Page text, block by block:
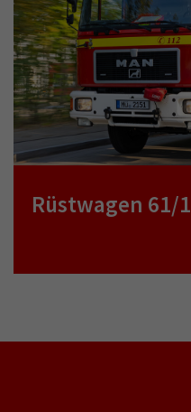
Rüstwagen 61/1